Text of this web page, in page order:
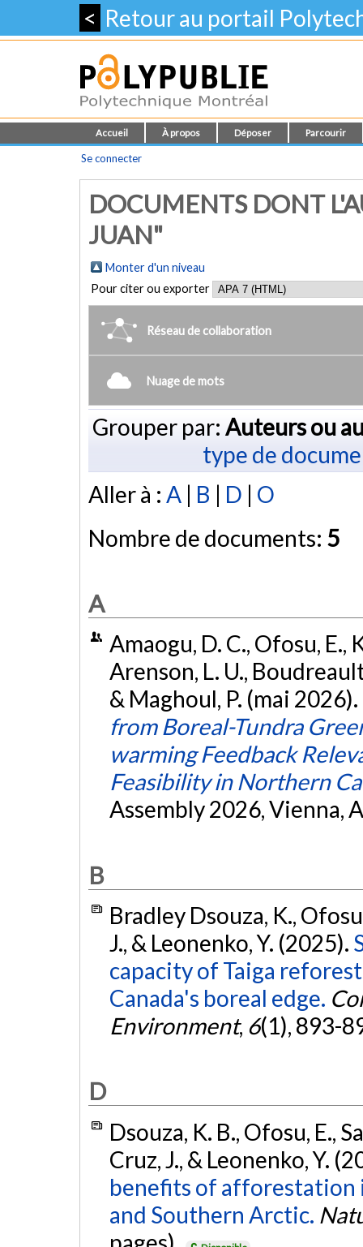
< Retour au portail
Accueil À propos Déposer Parcourir
Se connecter
DOCUMENTS DONT
JUAN"
Monter d'un niveau
Pour citer ou exporter
Réseau de collaboration
Nuage de mots
Grouper par: Auteurs ou
type de
Aller à : A | B | D | O
Nombre de documents: 5
A
Amaogu, D. C., Ofosu, E.,
Arenson, L. U.,
& Maghoul, P. (mai 2026).
from Boreal-Tundra
warming Feedback
Feasibility in Northern
Assembly 2026, Vienna,
B
Bradley Dsouza, K.,
J., & Leonenko, Y. (2025).
capacity of Taiga
Canada's boreal edge.
Environment, 6(1), 893-
D
Dsouza, K. B., Ofosu, E.,
Cruz, J., & Leonenko, Y.
benefits of afforestation
and Southern Arctic.